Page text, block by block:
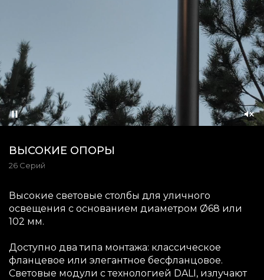
Приостановить Со
ВЫСОКИЕ ОПОРЫ
26 Серий
Высокие световые столбы для уличного
освещения с основанием диаметром
68 или
102 мм.
Доступно два типа монтажа: классическое
фланцевое или элегантное бесфланцовое.
Световые модули с технологией DALI, излучают